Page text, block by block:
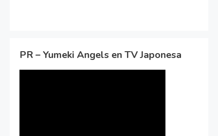
PR – Yumeki Angels en TV Japonesa